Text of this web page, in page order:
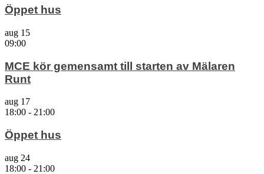
Öppet hus
aug 15
09:00
MCE kör gemensamt till starten av Mälaren
Runt
aug 17
18:00 - 21:00
Öppet hus
aug 24
18:00 - 21:00